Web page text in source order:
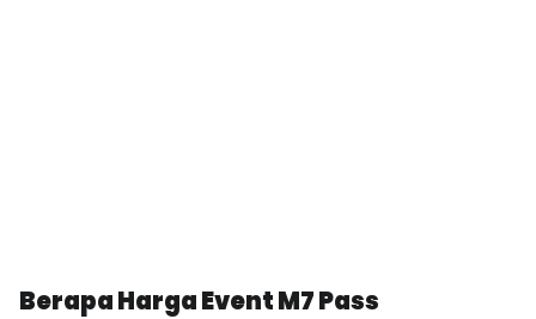
Berapa Harga Event M7 Pass